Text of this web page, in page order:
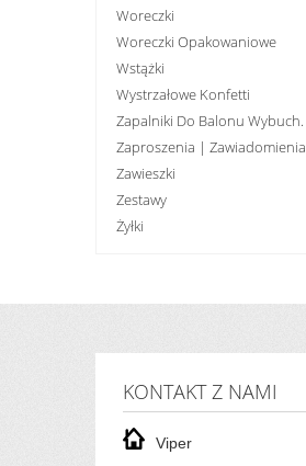
Woreczki
Woreczki Opakowaniowe
Wstążki
Wystrzałowe Konfetti
Zapalniki Do Balonu Wybuch.
Zaproszenia | Zawiadomienia
Zawieszki
Zestawy
Żyłki
KONTAKT Z NAMI
Viper